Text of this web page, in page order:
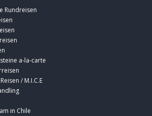
Rundreisen
a-la-carte
/ M.I.C.E
in Chile